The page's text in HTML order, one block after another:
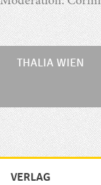
THALIA WIEN
VERLAG